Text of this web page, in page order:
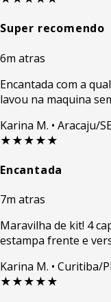
Super recomendo
6m atras
Encantada com a
lavou na maquina
Karina M. • Aracaju/
★★★★★
Encantada
7m atras
Maravilha de kit! 4
estampa frente e
Karina M. • Curitiba/
★★★★★